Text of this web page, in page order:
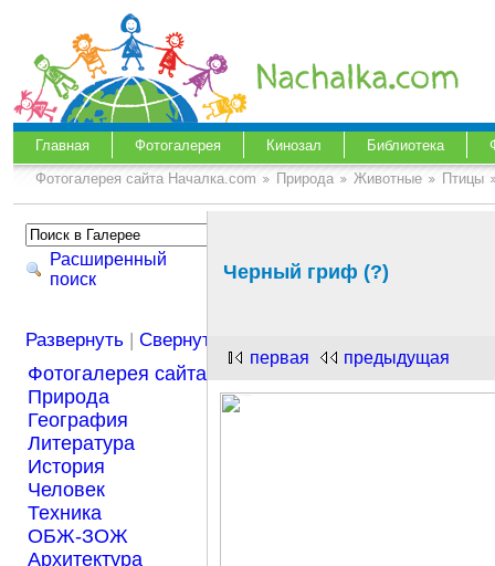
Главная Фотогалерея Кинозал Библиотека
Фотогалерея сайта Началка.com Природа Животные Птицы
Расширенный
поиск
Развернуть |Свернуть
Фотогалерея сайта Началка.com
Природа
География
Литература
История
Человек
Техника
ОБЖ-ЗОЖ
Архитектура
Черный гриф (?)
первая предыдущая